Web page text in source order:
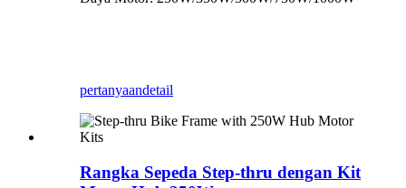
pertanyaandetail
Rangka Sepeda Step-thru dengan Kit